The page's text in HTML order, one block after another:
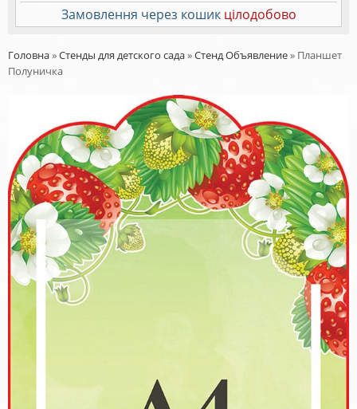
Замовлення через кошик цілодобово
Головна»Стенды для детского сада»Стенд Объявление» Планшет
Полуничка